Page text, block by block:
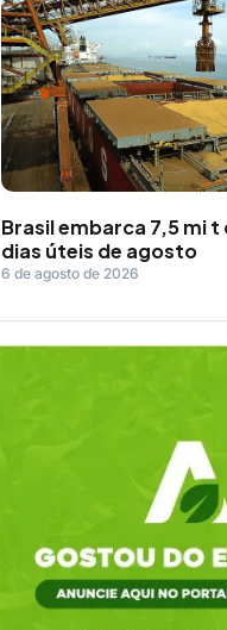
Brasil embarca 7,5 mi t
dias úteis de agosto
6 de agosto de 2026